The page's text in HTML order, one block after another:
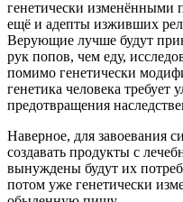
генетически изменёнными
ещё и адепты изживших
Верующие лучше будут
рук попов, чем еду,
помимо генетически
генетика человека
предотвращения
Наверное, для завоевания
создавать продукты с
вынуждены будут их
потом уже генетически